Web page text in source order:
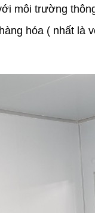
môi trường
hóa ( nhất